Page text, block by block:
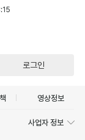
로그인
영상정보
사업자 정보